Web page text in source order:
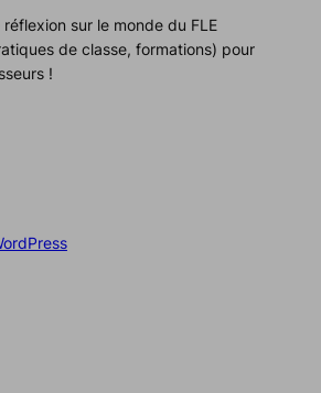
sur le monde du FLE
de classe, formations) pour
!